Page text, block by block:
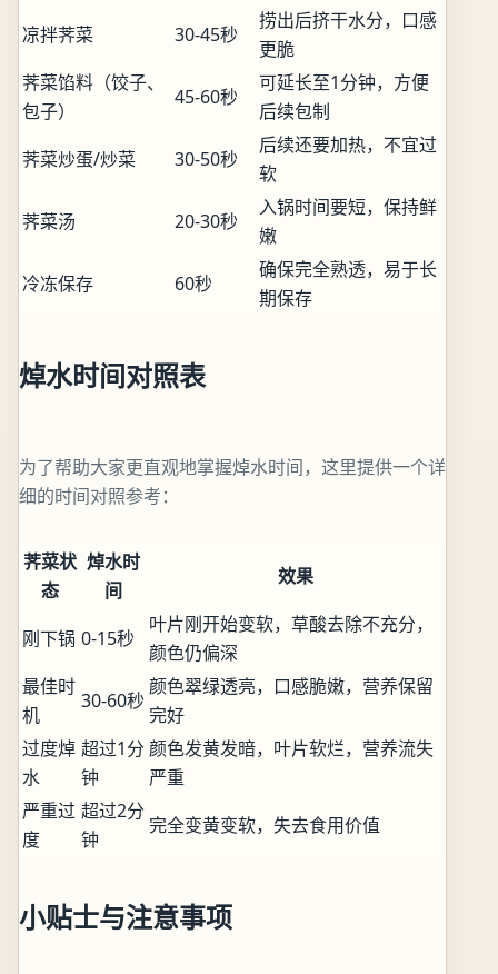
凉拌荠菜 30-45秒
捞出后挤干水分，口感
更脆
荠菜馅料（饺子、
包子）
45-60秒
可延长至1分钟，方便
后续包制
荠菜炒蛋/炒菜
30-50秒
后续还要加热，不宜过
软
荠菜汤
20-30秒
入锅时间要短，保持鲜
嫩
冷冻保存
60秒
确保完全熟透，易于长
期保存
焯水时间对照表
为了帮助大家更直观地掌握焯水时间，这里提供一个详
细的时间对照参考：
荠菜状
态
焯水时
间
效果
刚下锅 0-15秒
叶片刚开始变软，草酸去除不充分，
颜色仍偏深
最佳时
机
30-60秒
颜色翠绿透亮，口感脆嫩，营养保留
完好
过度焯
水
超过1分
钟
颜色发黄发暗，叶片软烂，营养流失
严重
严重过
度
超过2分
钟
完全变黄变软，失去食用价值
小贴士与注意事项